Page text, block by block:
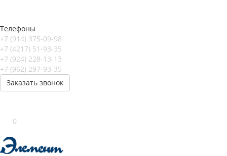
Телефоны
+7 (914) 375-09-98
+7 (4217) 51-93-35
+7 (924) 228-13-13
+7 (962) 297-93-35
Заказать звонок
0